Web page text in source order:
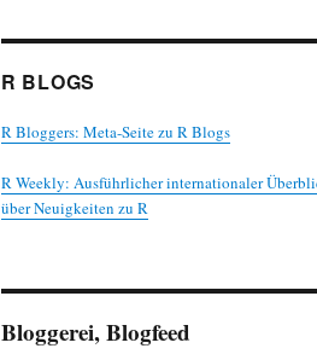
R BLOGS
R Bloggers: Meta-Seite zu R Blogs
R Weekly: Ausführlicher internationaler
über Neuigkeiten zu R
Bloggerei, Blogfeed